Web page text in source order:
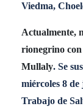
Viedma,
Actualmente,
rionegrino
Mullaly. Se
miércoles 8
Trabajo de